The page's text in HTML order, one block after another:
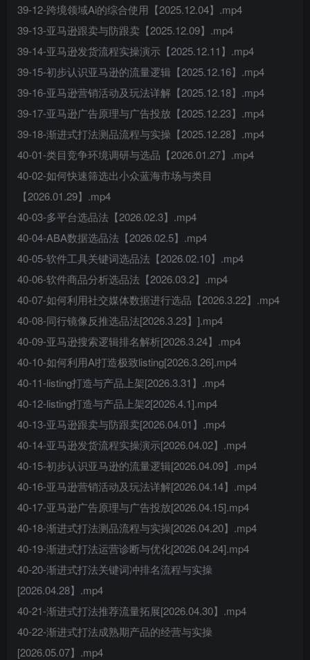
39-12-跨境领域Ai的综合使用【2025.12.04】.mp4
39-13-亚马逊跟卖与防跟卖【2025.12.09】.mp4
39-14-亚马逊发货流程实操演示【2025.12.11】.mp4
39-15-初步认识亚马逊的流量逻辑【2025.12.16】.mp4
39-16-亚马逊营销活动及玩法详解【2025.12.18】.mp4
39-17-亚马逊广告原理与广告投放【2025.12.23】.mp4
39-18-渐进式打法测品流程与实操【2025.12.28】.mp4
40-01-类目竞争环境调研与选品【2026.01.27】.mp4
40-02-如何快速筛选出小众蓝海市场与类目
【2026.01.29】.mp4
40-03-多平台选品法【2026.02.3】.mp4
40-04-ABA数据选品法【2026.02.5】.mp4
40-05-软件工具关键词选品法【2026.02.10】.mp4
40-06-软件商品分析选品法【2026.03.2】.mp4
40-07-如何利用社交媒体数据进行选品【2026.3.22】.mp4
40-08-同行镜像反推选品法[2026.3.23】].mp4
40-09-亚马逊搜索逻辑排名解析[2026.3.24】.mp4
40-10-如何利用Al打造极致listing[2026.3.26].mp4
40-11-listing打造与产品上架[2026.3.31】.mp4
40-12-listing打造与产品上架2[2026.4.1].mp4
40-13-亚马逊跟卖与防跟卖[2026.04.01】.mp4
40-14-亚马逊发货流程实操演示[2026.04.02】.mp4
40-15-初步认识亚马逊的流量逻辑[2026.04.09】.mp4
40-16-亚马逊营销活动及玩法详解[2026.04.14】.mp4
40-17-亚马逊广告原理与广告投放[2026.04.15].mp4
40-18-渐进式打法测品流程与实操[2026.04.20】.mp4
40-19-渐进式打法运营诊断与优化[2026.04.24].mp4
40-20-渐进式打法关键词冲排名流程与实操
[2026.04.28】.mp4
40-21-渐进式打法推荐流量拓展[2026.04.30】.mp4
40-22-渐进式打法成熟期产品的经营与实操
[2026.05.07】.mp4